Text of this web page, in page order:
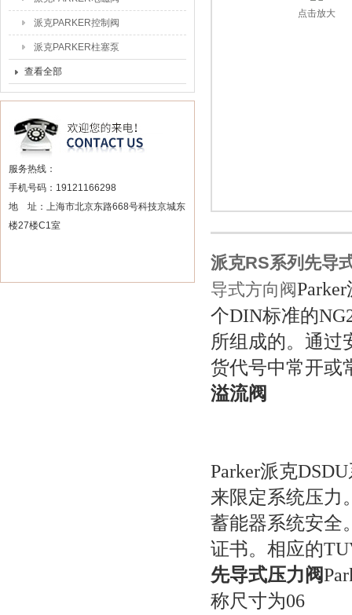
派克PARKER控制阀
派克PARKER柱塞泵
查看全部
服务热线：
手机号码：19121166298
地 址：上海市北京东路668号科技京城东
楼27楼C1室
点击放大
派克RS系列先导
导式方向阀Parker
个DIN标准的
所组成的。通过
货代号中常开或
溢流阀
Parker派克DSDU
来限定系统压力
蓄能器系统安全
证书。相应的
先导式压力阀
称尺寸为06